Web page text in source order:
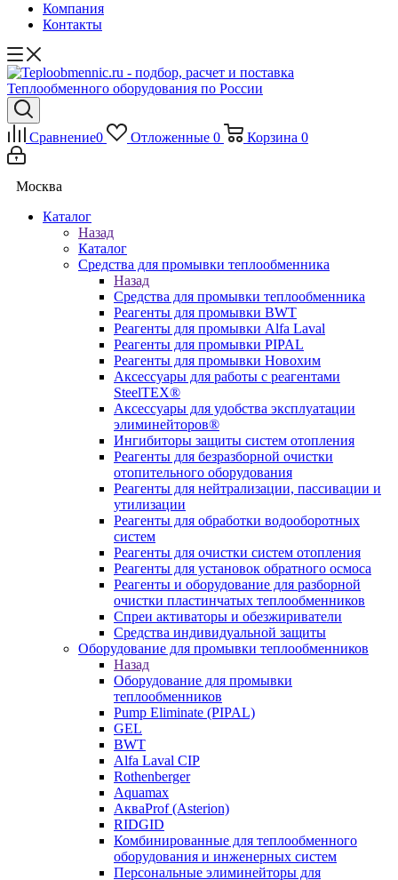
Компания
Контакты
Сравнение0 Отложенные 0 Корзина 0
Москва
Каталог
Назад
Каталог
Средства для промывки теплообменника
Назад
Средства для промывки теплообменника
Реагенты для промывки BWT
Реагенты для промывки Alfa Laval
Реагенты для промывки PIPAL
Реагенты для промывки Новохим
Аксессуары для работы с реагентами
SteelTEX®
Аксессуары для удобства эксплуатации
элиминейторов®
Ингибиторы защиты систем отопления
Реагенты для безразборной очистки
отопительного оборудования
Реагенты для нейтрализации, пассивации и
утилизации
Реагенты для обработки водооборотных
систем
Реагенты для очистки систем отопления
Реагенты для установок обратного осмоса
Реагенты и оборудование для разборной
очистки пластинчатых теплообменников
Спреи активаторы и обезжириватели
Средства индивидуальной защиты
Оборудование для промывки теплообменников
Назад
Оборудование для промывки
теплообменников
Pump Eliminate (PIPAL)
GEL
BWT
Alfa Laval CIP
Rothenberger
Aquamax
АкваProf (Asterion)
RIDGID
Комбинированные для теплообменного
оборудования и инженерных систем
Персональные элиминейторы для